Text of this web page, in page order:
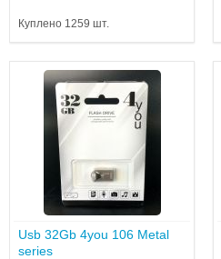
Куплено 1259 шт.
Usb 32Gb 4you 106 Metal
series